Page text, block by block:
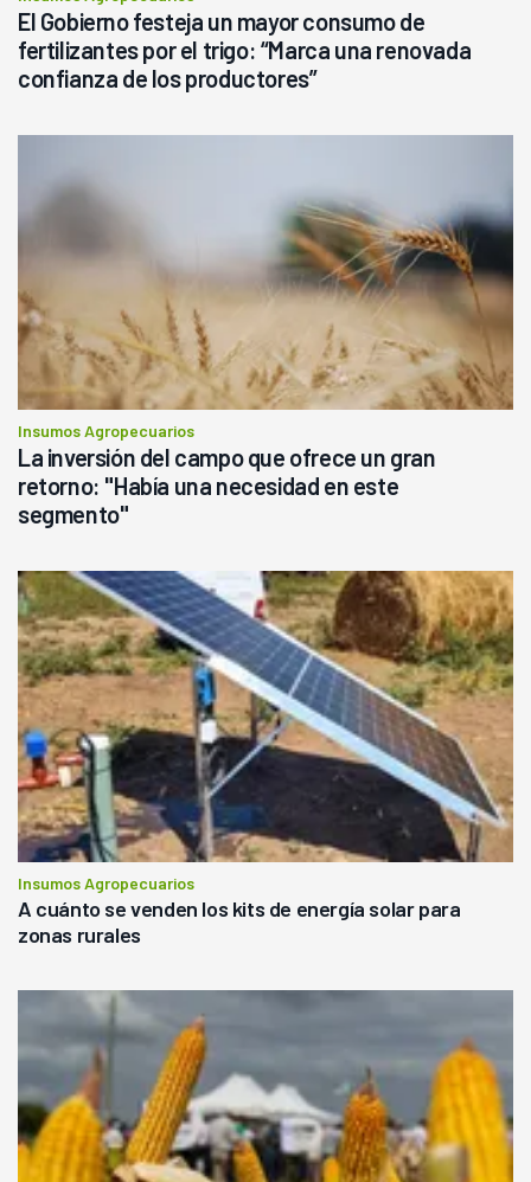
El Gobierno festeja un mayor consumo de
fertilizantes por el trigo: “Marca una renovada
confianza de los productores”
Insumos Agropecuarios
La inversión del campo que ofrece un gran
retorno: "Había una necesidad en este
segmento"
Insumos Agropecuarios
A cuánto se venden los kits de energía solar para
zonas rurales